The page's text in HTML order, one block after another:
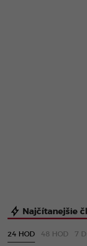
Najčítanejšie
24 HOD 48 HOD 7